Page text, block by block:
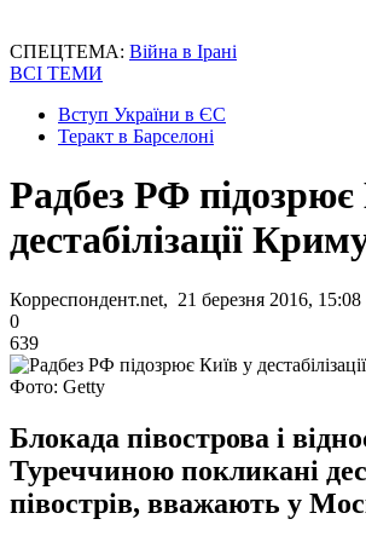
СПЕЦТЕМА: Війна в Ірані
ВСІ ТЕМИ
Вступ України в ЄС
Теракт в Барселоні
Радбез РФ підозрює
дестабілізації
Корреспондент.net, 21 березня 2016, 15:08
0
639
Фото: Getty
Блокада півострова і
Туреччиною покликані
півострів, вважають у